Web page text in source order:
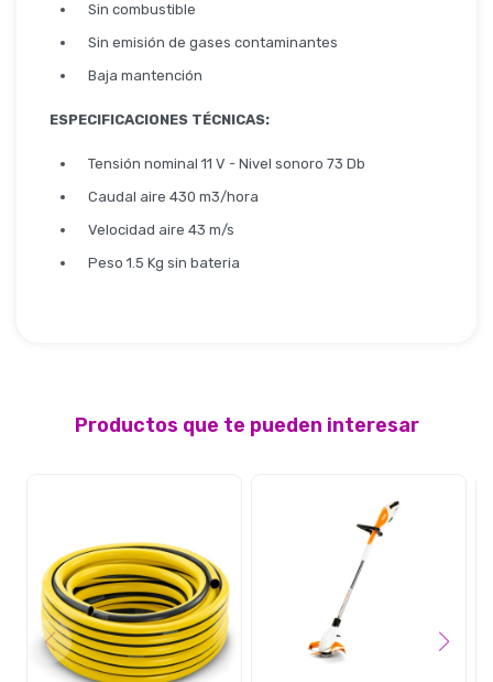
Sin combustible
Sin emisión de gases contaminantes
Baja mantención
ESPECIFICACIONES TÉCNICAS:
Tensión nominal 11 V - Nivel sonoro 73 Db
Caudal aire 430 m3/hora
Velocidad aire 43 m/s
Peso 1.5 Kg sin bateria
Productos que te pueden interesar